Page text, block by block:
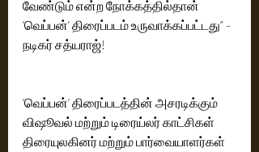
வேண்டும் என்ற நோக்கத்தில்தான்
‘வெப்பன்’ திரைப்படம் உருவாக்கப்பட்டது” -
நடிகர் சத்யராஜ்!
’வெப்பன்’ திரைப்படத்தின் அசரடிக்கும்
விஷூவல் மற்றும் டிரைய்லர் காட்சிகள்
திரையுலகினர் மற்றும் பார்வையாளர்கள்